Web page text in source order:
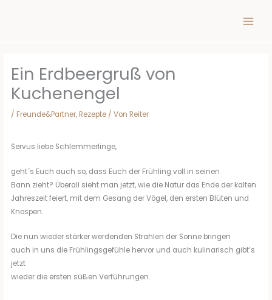
Ein Erdbeergruß von
Kuchenengel
/ Freunde&Partner, Rezepte / Von Reiter
Servus liebe Schlemmerlinge,
geht´s Euch auch so, dass Euch der Frühling voll in seinen
Bann zieht? Überall sieht man jetzt, wie die Natur das Ende der kalten
Jahreszeit feiert, mit dem Gesang der Vögel, den ersten Blüten und
Knospen.
Die nun wieder stärker werdenden Strahlen der Sonne bringen
auch in uns die Frühlingsgefühle hervor und auch kulinarisch gibt’s
jetzt
wieder die ersten süßen Verführungen.